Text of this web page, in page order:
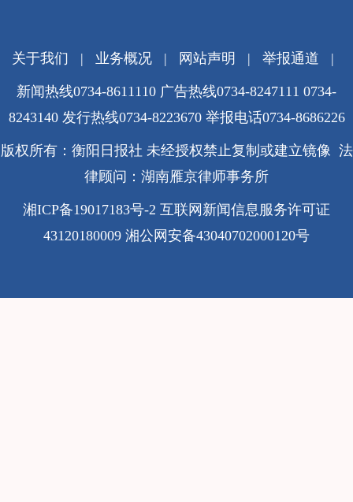
关于我们 | 业务概况| 网站声明 | 举报通道 |
新闻热线0734-8611110 广告热线0734-8247111 0734-
8243140 发行热线0734-8223670 举报电话0734-8686226
版权所有：衡阳日报社 未经授权禁止复制或建立镜像 法
律顾问：湖南雁京律师事务所
湘ICP备19017183号-2 互联网新闻信息服务许可证
43120180009 湘公网安备43040702000120号